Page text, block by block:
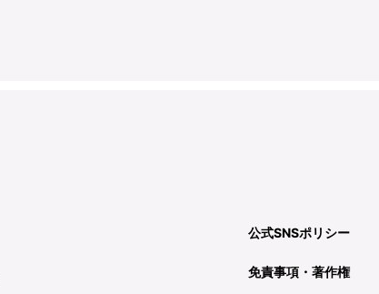
公式SNSポリシー
免責事項・著作権